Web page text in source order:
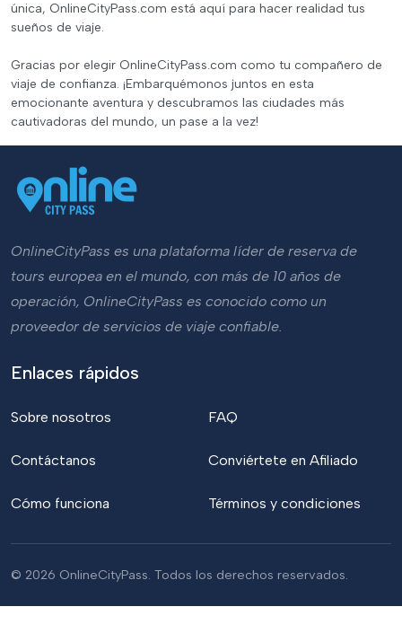
única, OnlineCityPass.com está aquí para hacer realidad tus
sueños de viaje.
Gracias por elegir OnlineCityPass.com como tu compañero de
viaje de confianza. ¡Embarquémonos juntos en esta
emocionante aventura y descubramos las ciudades más
cautivadoras del mundo, un pase a la vez!
OnlineCityPass es una plataforma líder de reserva de
tours europea en el mundo, con más de 10 años de
operación, OnlineCityPass es conocido como un
proveedor de servicios de viaje confiable.
Enlaces rápidos
Sobre nosotros
Contáctanos
Cómo funciona
FAQ
Conviértete en Afiliado
Términos y condiciones
© 2026 OnlineCityPass. Todos los derechos reservados.